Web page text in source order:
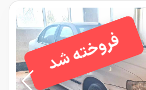
فروخته شد